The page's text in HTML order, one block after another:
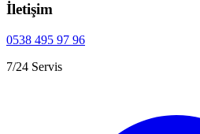
İletişim
0538 495 97 96
7/24 Servis